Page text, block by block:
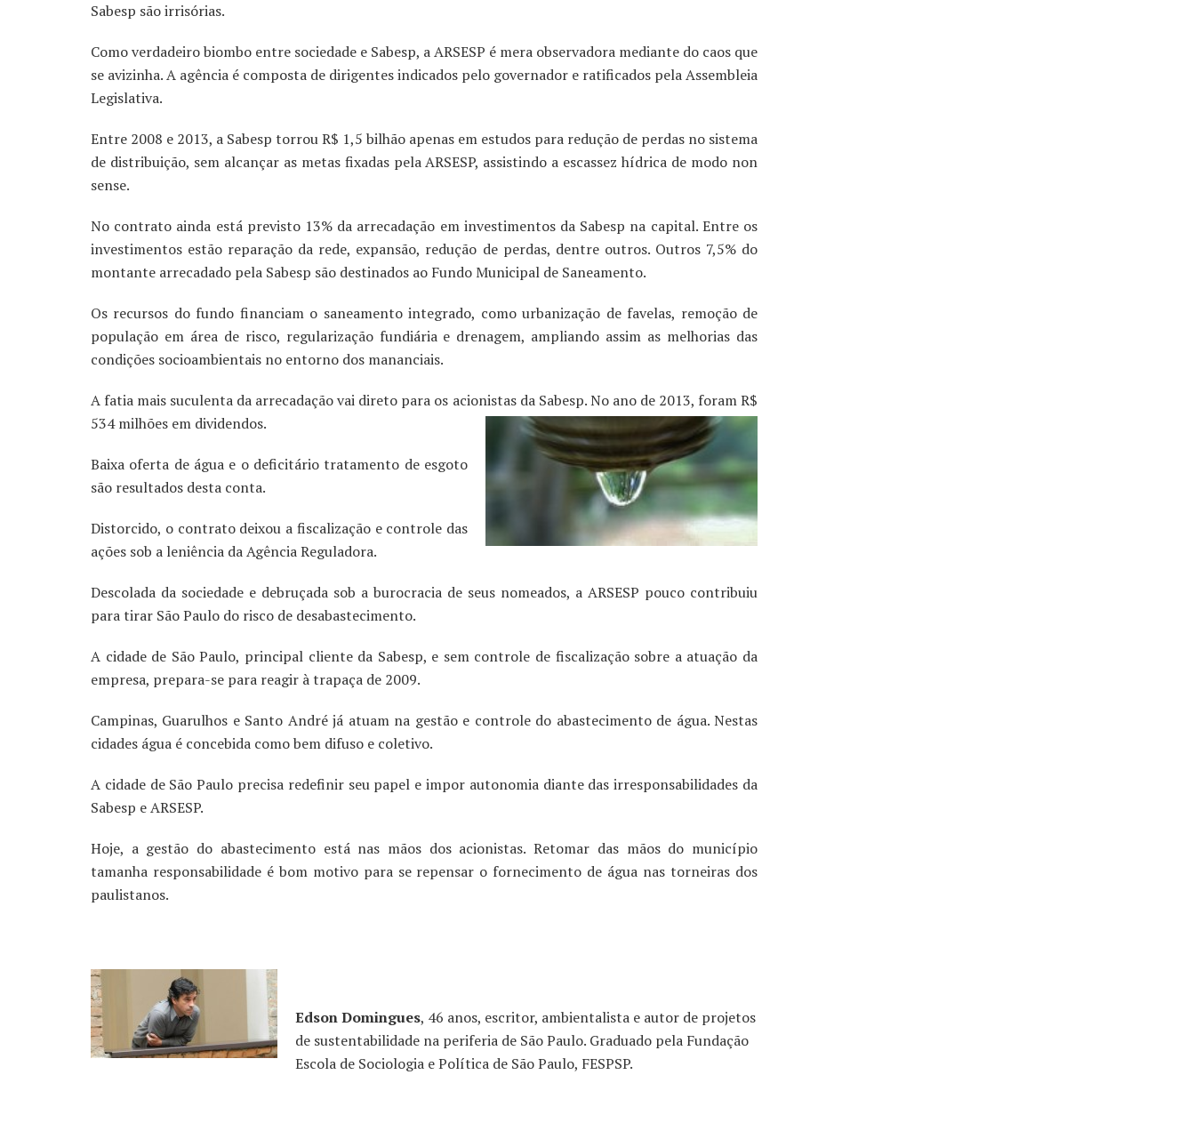
Sabesp são irrisórias.
Como verdadeiro biombo entre sociedade e Sabesp, a ARSESP é mera observadora mediante do caos que
se avizinha. A agência é composta de dirigentes indicados pelo governador e ratificados pela Assembleia
Legislativa.
Entre 2008 e 2013, a Sabesp torrou R$ 1,5 bilhão apenas em estudos para redução de perdas no sistema
de distribuição, sem alcançar as metas fixadas pela ARSESP, assistindo a escassez hídrica de modo non
sense.
No contrato ainda está previsto 13% da arrecadação em investimentos da Sabesp na capital. Entre os
investimentos estão reparação da rede, expansão, redução de perdas, dentre outros. Outros 7,5% do
montante arrecadado pela Sabesp são destinados ao Fundo Municipal de Saneamento.
Os recursos do fundo financiam o saneamento integrado, como urbanização de favelas, remoção de
população em área de risco, regularização fundiária e drenagem, ampliando assim as melhorias das
condições socioambientais no entorno dos mananciais.
A fatia mais suculenta da arrecadação vai direto para os acionistas da Sabesp. No ano de 2013, foram R$
534 milhões em dividendos.
Baixa oferta de água e o deficitário tratamento de esgoto
são resultados desta conta.
Distorcido, o contrato deixou a fiscalização e controle das
ações sob a leniência da Agência Reguladora.
Descolada da sociedade e debruçada sob a burocracia de seus nomeados, a ARSESP pouco contribuiu
para tirar São Paulo do risco de desabastecimento.
A cidade de São Paulo, principal cliente da Sabesp, e sem controle de fiscalização sobre a atuação da
empresa, prepara-se para reagir à trapaça de 2009.
Campinas, Guarulhos e Santo André já atuam na gestão e controle do abastecimento de água. Nestas
cidades água é concebida como bem difuso e coletivo.
A cidade de São Paulo precisa redefinir seu papel e impor autonomia diante das irresponsabilidades da
Sabesp e ARSESP.
Hoje, a gestão do abastecimento está nas mãos dos acionistas. Retomar das mãos do município
tamanha responsabilidade é bom motivo para se repensar o fornecimento de água nas torneiras dos
paulistanos.
Edson Domingues, 46 anos, escritor, ambientalista e autor de projetos
de sustentabilidade na periferia de São Paulo. Graduado pela Fundação
Escola de Sociologia e Política de São Paulo, FESPSP.